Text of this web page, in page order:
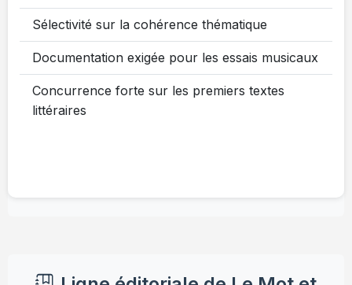
Sélectivité sur la cohérence thématique
Documentation exigée pour les essais musicaux
Concurrence forte sur les premiers textes
littéraires